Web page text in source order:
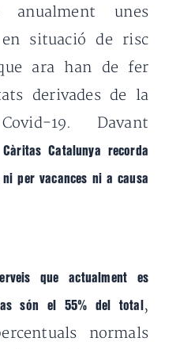
anualment unes
situació de risc
ara han de fer
derivades de la
19. Davant
Càritas Catalunya recorda
per vacances ni a causa
que actualment es
són el 55% del total ,
normals